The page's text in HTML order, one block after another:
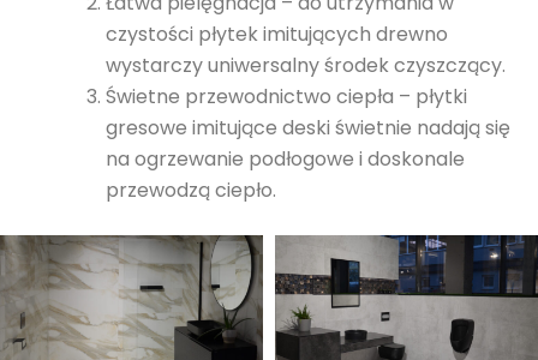
czystości płytek imitujących drewno
wystarczy uniwersalny środek czyszczący.
Świetne przewodnictwo ciepła – płytki
gresowe imitujące deski świetnie nadają się
na ogrzewanie podłogowe i doskonale
przewodzą ciepło.